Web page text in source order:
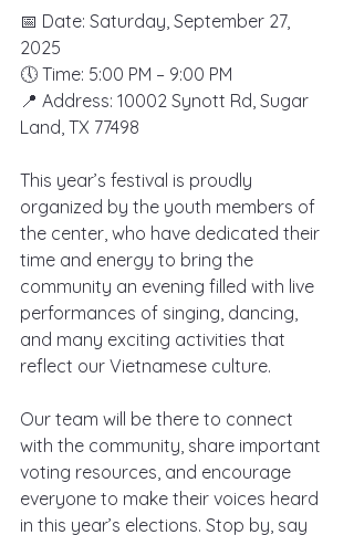
📅 Date: Saturday, September 27,
2025
🕔 Time: 5:00 PM – 9:00 PM
📍 Address: 10002 Synott Rd, Sugar
Land, TX 77498
This year’s festival is proudly
organized by the youth members of
the center, who have dedicated their
time and energy to bring the
community an evening filled with live
performances of singing, dancing,
and many exciting activities that
reflect our Vietnamese culture.
Our team will be there to connect
with the community, share important
voting resources, and encourage
everyone to make their voices heard
in this year’s elections. Stop by, say